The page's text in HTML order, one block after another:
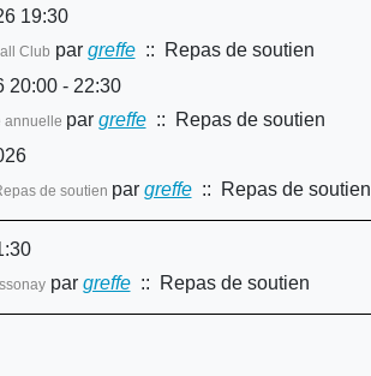
19:30
Club par greffe:: Repas de soutien
20:00 - 22:30
annuelle par greffe:: Repas de soutien
de soutien par greffe:: Repas de soutien
par greffe:: Repas de soutien